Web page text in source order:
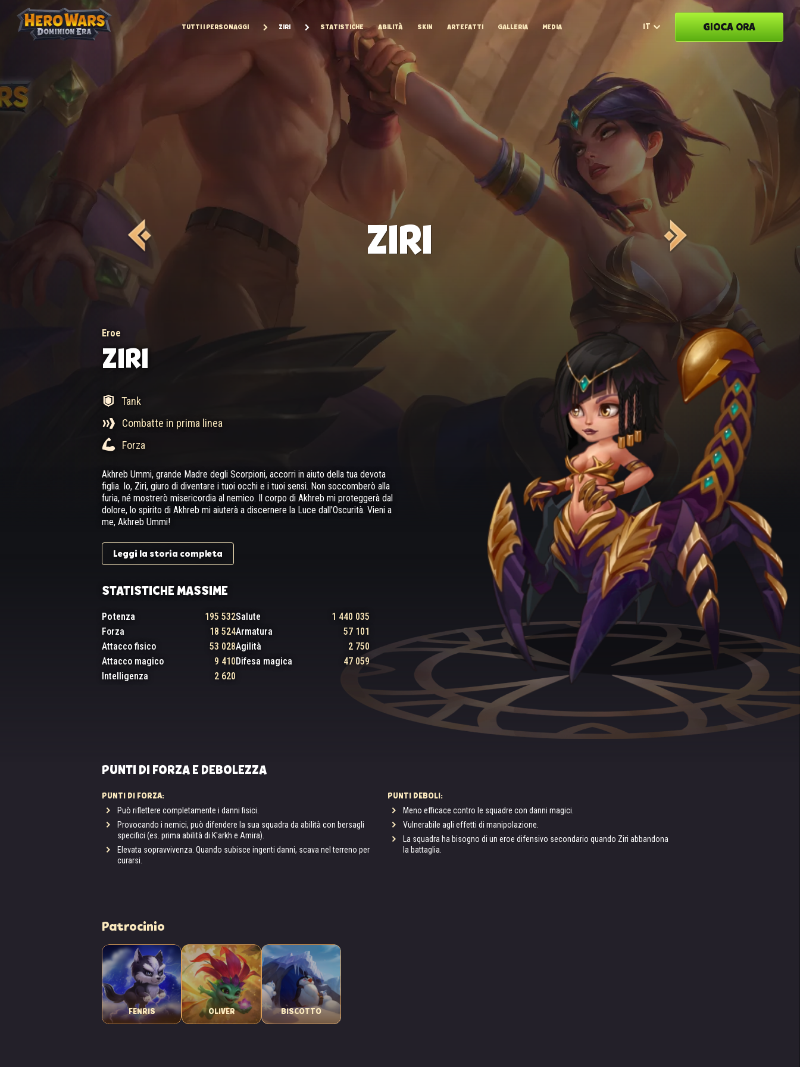
TUTTI I PERSONAGGI ZIRI STATISTICHE ABILITÀ SKIN ARTEFATTI GALLERIA MEDIA IT GIOCA ORA
ZIRI
Eroe
ZIRI
Tank
Combatte in prima linea
Forza
Akhreb Ummi, grande Madre degli Scorpioni, accorri in aiuto della tua devota
figlia. Io, Ziri, giuro di diventare i tuoi occhi e i tuoi sensi. Non soccomberò alla
furia, né mostrerò misericordia al nemico. Il corpo di Akhreb mi proteggerà dal
dolore, lo spirito di Akhreb mi aiuterà a discernere la Luce dall'Oscurità. Vieni a
me, Akhreb Ummi!
Leggi la storia completa
STATISTICHE MASSIME
Potenza 195 532Salute
1 440 035
Forza
18 524Armatura
57 101
Attacco fisico
53 028Agilità
2 750
Attacco magico
9 410Difesa magica
47 059
Intelligenza
2 620
PUNTI DI FORZA E DEBOLEZZA
PUNTI DI FORZA:
Può riflettere completamente i danni fisici.
Provocando i nemici, può difendere la sua squadra da abilità con bersagli
specifici (es. prima abilità di K'arkh e Amira).
Elevata sopravvivenza. Quando subisce ingenti danni, scava nel terreno per
curarsi.
PUNTI DEBOLI:
Meno efficace contro le squadre con danni magici.
Vulnerabile agli effetti di manipolazione.
La squadra ha bisogno di un eroe difensivo secondario quando Ziri abbandona
la battaglia.
Patrocinio
FENRIS OLIVER BISCOTTO